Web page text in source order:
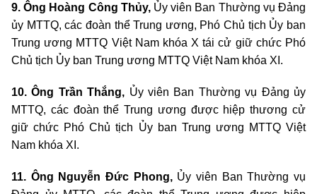
9. Ông Hoàng Công Thủy,Ủy viên Ban Thường vụ Đảng
ủy MTTQ, các đoàn thể Trung ương, Phó Chủ tịch Ủy ban
Trung ương MTTQ Việt Nam khóa X tái cử giữ chức Phó
Chủ tịch Ủy ban Trung ương MTTQ Việt Nam khóa XI.
10. Ông Trần Thắng, Ủy viên Ban Thường vụ Đảng ủy
MTTQ, các đoàn thể Trung ương được hiệp thương cử
giữ chức Phó Chủ tịch Ủy ban Trung ương MTTQ Việt
Nam khóa XI.
11. Ông Nguyễn Đức Phong,Ủy viên Ban Thường vụ